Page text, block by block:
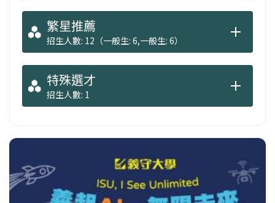
繁星推薦
招生人數: 12（一般生: 6,一般生: 6）
特殊選才
招生人數: 1